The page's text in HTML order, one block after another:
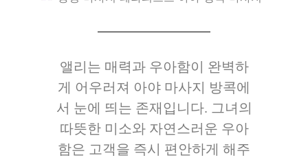
앨리는 매력과 우아함이 완벽하
게 어우러져 아야 마사지 방콕에
서 눈에 띄는 존재입니다. 그녀의
따뜻한 미소와 자연스러운 우아
함은 고객을 즉시 편안하게 해주